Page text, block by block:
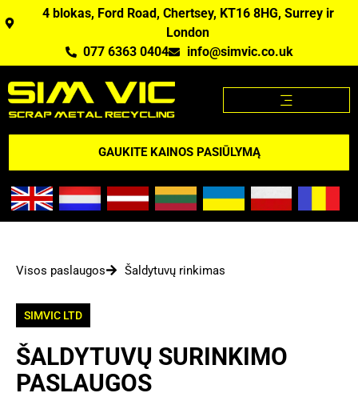
4 blokas, Ford Road, Chertsey, KT16 8HG, Surrey ir
London
077 6363 0404
info@simvic.co.uk
GAUKITE KAINOS PASIŪLYMĄ
Visos paslaugos Šaldytuvų rinkimas
SIMVIC LTD
ŠALDYTUVŲ SURINKIMO
PASLAUGOS